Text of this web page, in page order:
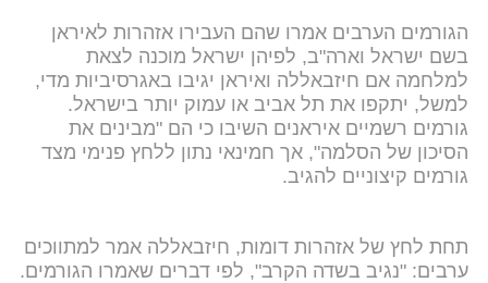
הגורמים הערבים אמרו שהם העבירו אזהרות לאיראן
בשם ישראל וארה"ב, לפיהן ישראל מוכנה לצאת
למלחמה אם חיזבאללה ואיראן יגיבו באגרסיביות מדי,
למשל, יתקפו את תל אביב או עמוק יותר בישראל.
גורמים רשמיים איראנים השיבו כי הם "מבינים את
הסיכון של הסלמה", אך חמינאי נתון ללחץ פנימי מצד
גורמים קיצוניים להגיב.
תחת לחץ של אזהרות דומות, חיזבאללה אמר למתווכים
ערבים: "נגיב בשדה הקרב", לפי דברים שאמרו הגורמים.